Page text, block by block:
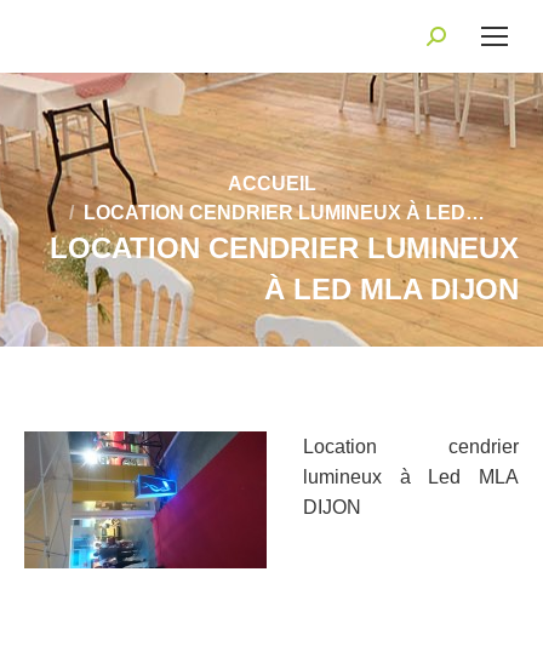
Recherche
:
Vous êtes ici :
ACCUEIL
LOCATION CENDRIER LUMINEUX À LED…
LOCATION CENDRIER LUMINEUX
À LED MLA DIJON
Location cendrier
lumineux à Led MLA
DIJON